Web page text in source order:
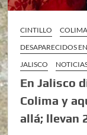
CINTILLO COLIMA
DESAPARECIDOS
JALISCO
En Jalisco
Colima y
allá; llevan